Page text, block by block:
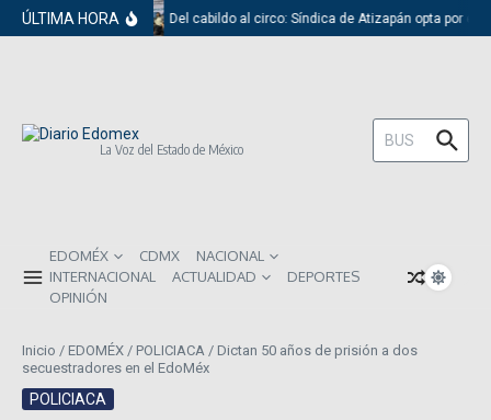
Saltar al contenido
ÚLTIMA HORA Del cabildo al circo: Síndica de Atizapán opta por el
La Voz del Estado de México
Buscar:
EDOMÉX CDMX
NACIONAL
INTERNACIONAL
ACTUALIDAD
DEPORTES
OPINIÓN
Inicio / EDOMÉX / POLICIACA / Dictan 50 años de prisión a dos
secuestradores en el EdoMéx
POLICIACA